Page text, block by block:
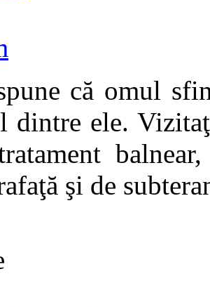
că omul
dintre ele.
şi de